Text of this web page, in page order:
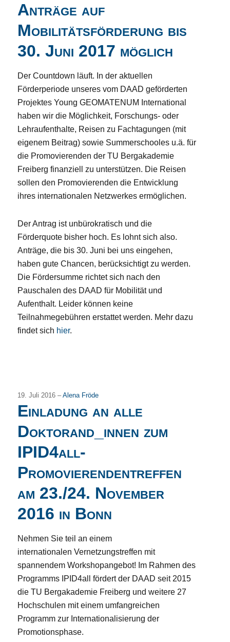
Anträge auf
Mobilitätsförderung bis
30. Juni 2017 möglich
Der Countdown läuft. In der aktuellen
Förderperiode unseres vom DAAD geförderten
Projektes Young GEOMATENUM International
haben wir die Möglichkeit, Forschungs- oder
Lehraufenthalte, Reisen zu Fachtagungen (mit
eigenem Beitrag) sowie Summerschooles u.ä. für
die Promovierenden der TU Bergakademie
Freiberg finanziell zu unterstützen. Die Reisen
sollen den Promovierenden die Entwicklung
ihres internationalen Netzwerkes ermöglichen.
Der Antrag ist unbürokratisch und die
Förderquote bisher hoch. Es lohnt sich also.
Anträge, die bis 30. Juni bei uns eingehen,
haben gute Chancen, berücksichtigt zu werden.
Die Fördersumme richtet sich nach den
Pauschalen des DAAD für Mobilität und
Aufenthalt. Leider können keine
Teilnahmegebühren erstattet werden. Mehr dazu
findet sich hier.
19. Juli 2016 –Alena Fröde
Einladung an alle
Doktorand_innen zum
IPID4all-
Promovierendentreffen
am 23./24. November
2016 in Bonn
Nehmen Sie teil an einem
internationalen Vernetzungstreffen mit
spannendem Workshopangebot! Im Rahmen des
Programms IPID4all fördert der DAAD seit 2015
die TU Bergakademie Freiberg und weitere 27
Hochschulen mit einem umfangreichen
Programm zur Internationalisierung der
Promotionsphase.